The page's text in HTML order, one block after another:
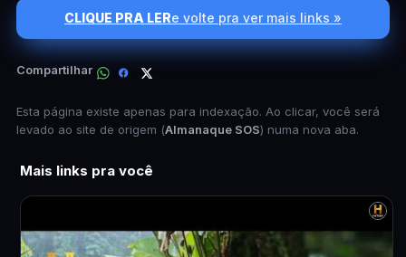
CLIQUE PRA LERe volte pra ver mais links »
Compartilhar
Esta página existe apenas para indexação. Ao clicar, você será
levado ao site de origem (Almanaque SOS) numa nova aba.
Mais links pra você